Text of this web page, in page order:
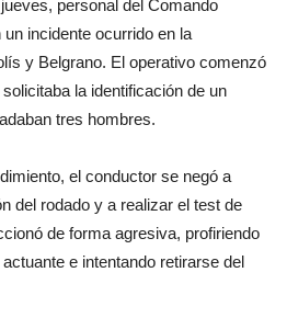
personal del Comando
incidente ocurrido en la
y Belgrano. El operativo comenzó
la identificación de un
tres hombres.
el conductor se negó a
del rodado y a realizar el test de
de forma agresiva, profiriendo
e intentando retirarse del